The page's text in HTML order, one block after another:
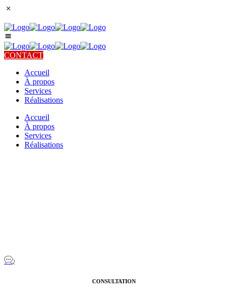
CONTACT
Accueil
À propos
Services
Réalisations
Accueil
À propos
Services
Réalisations
CONSULTATION